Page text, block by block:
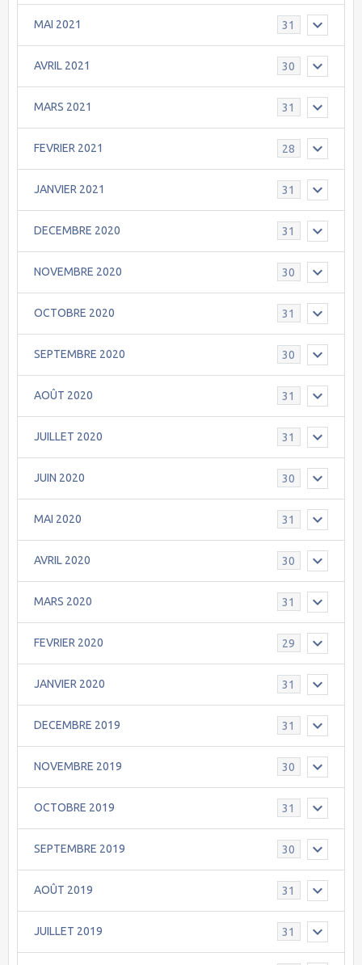
MAI 2021 31
AVRIL 2021 30
MARS 2021 31
FEVRIER 2021 28
JANVIER 2021 31
DECEMBRE 2020 31
NOVEMBRE 2020 30
OCTOBRE 2020 31
SEPTEMBRE 2020 30
AOÛT 2020 31
JUILLET 2020 31
JUIN 2020 30
MAI 2020 31
AVRIL 2020 30
MARS 2020 31
FEVRIER 2020 29
JANVIER 2020 31
DECEMBRE 2019 31
NOVEMBRE 2019 30
OCTOBRE 2019 31
SEPTEMBRE 2019 30
AOÛT 2019 31
JUILLET 2019 31